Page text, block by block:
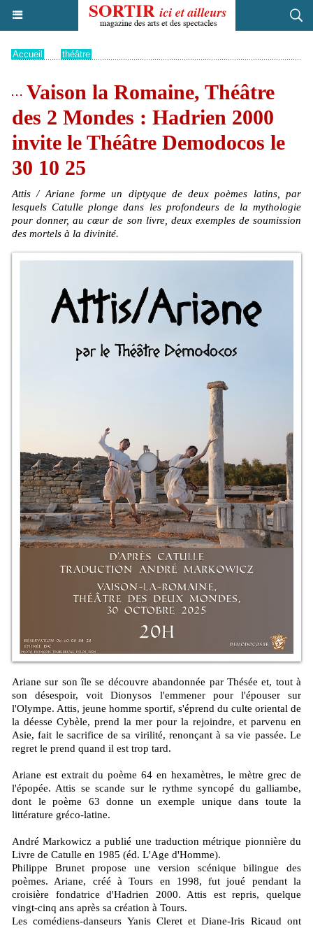
Accueil théâtre
Vaison la Romaine, Théâtre
des 2 Mondes : Hadrien 2000
invite le Théâtre Demodocos le
30 10 25
Attis / Ariane forme un diptyque de deux poèmes latins, par
lesquels Catulle plonge dans les profondeurs de la mythologie
pour donner, au cœur de son livre, deux exemples de soumission
des mortels à la divinité.
Ariane sur son île se découvre abandonnée par Thésée et, tout à
son désespoir, voit Dionysos l'emmener pour l'épouser sur
l'Olympe. Attis, jeune homme sportif, s'éprend du culte oriental de
la déesse Cybèle, prend la mer pour la rejoindre, et parvenu en
Asie, fait le sacrifice de sa virilité, renonçant à sa vie passée. Le
regret le prend quand il est trop tard.
Ariane est extrait du poème 64 en hexamètres, le mètre grec de
l'épopée. Attis se scande sur le rythme syncopé du galliambe,
dont le poème 63 donne un exemple unique dans toute la
littérature gréco-latine.
André Markowicz a publié une traduction métrique pionnière du
Livre de Catulle en 1985 (éd. L'Age d'Homme).
Philippe Brunet propose une version scénique bilingue des
poèmes. Ariane, créé à Tours en 1998, fut joué pendant la
croisière fondatrice d'Hadrien 2000. Attis est repris, quelque
vingt-cinq ans après sa création à Tours.
Les comédiens-danseurs Yanis Cleret et Diane-Iris Ricaud ont